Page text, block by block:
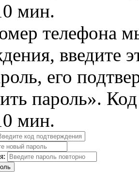
мин.
телефона
введите
его
пароль».
мин.